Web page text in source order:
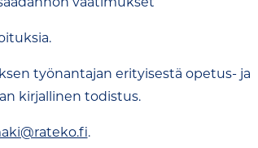
työnantajan erityisestä opetus- ja
kirjallinen todistus.
.